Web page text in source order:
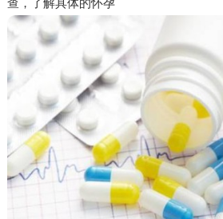
查，了解具体的怀孕